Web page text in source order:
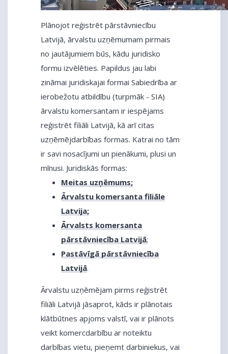
Plānojot reģistrēt pārstāvniecību
Latvijā, ārvalstu uzņēmumam pirmais
no jautājumiem būs, kādu juridisko
formu izvēlēties. Papildus jau labi
zināmai juridiskajai formai Sabiedrība ar
ierobežotu atbildību (turpmāk - SIA)
ārvalstu komersantam ir iespējams
reģistrēt filiāli Latvijā, kā arī citas
uzņēmējdarbības formas. Katrai no tām
ir savi nosacījumi un pienākumi, plusi un
mīnusi. Juridiskās formas:
Meitas uzņēmums;
Ārvalstu komersanta filiāle
Latvija;
Ārvalsts komersanta
pārstāvniecība Latvijā;
Pastāvīgā pārstāvniecība
Latvijā.
Ārvalstu uzņēmējam pirms reģistrēt
filiāli Latvijā jāsaprot, kāds ir plānotais
klātbūtnes apjoms valstī, vai ir plānots
veikt komercdarbību ar noteiktu
darbības vietu, pieņemt darbiniekus, vai